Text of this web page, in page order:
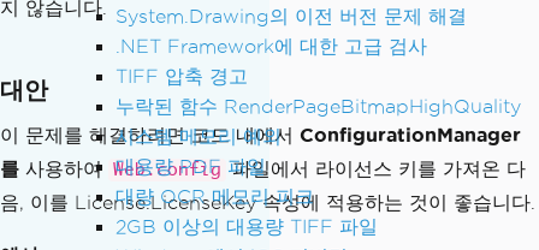
System.Drawing의 이전 버전 문제 해결
.NET Framework에 대한 고급 검사
TIFF 압축 경고
누락된 함수 RenderPageBitmapHighQuality
시스템 메모리 예외
대용량 PDF 파일
대량 OCR 메모리 피크
2GB 이상의 대용량 TIFF 파일
지 않습니다.
대안
이 문제를 해결하려면 코드 내에서 ConfigurationManager
를 사용하여 Web.config 파일에서 라이선스 키를 가져온 다
음, 이를 License.LicenseKey 속성에 적용하는 것이 좋습니다.